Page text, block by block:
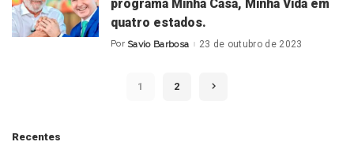
programa Minha Casa, Minha Vida em
quatro estados.
Posted
Por Savio Barbosa 23 de outubro de 2023
1 2
Recentes